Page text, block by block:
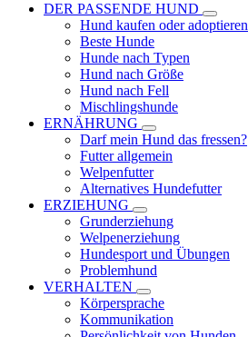
DER PASSENDE HUND
Hund kaufen oder adoptieren
Beste Hunde
Hunde nach Typen
Hund nach Größe
Hund nach Fell
Mischlingshunde
ERNÄHRUNG
Darf mein Hund das fressen?
Futter allgemein
Welpenfutter
Alternatives Hundefutter
ERZIEHUNG
Grunderziehung
Welpenerziehung
Hundesport und Übungen
Problemhund
VERHALTEN
Körpersprache
Kommunikation